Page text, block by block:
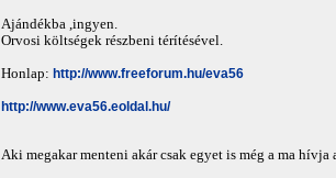
Ajándékba ,ingyen.
Orvosi költségek részbeni térítésével.
Honlap: http://www.freeforum.hu/eva56
http://www.eva56.eoldal.hu/
Aki megakar menteni akár csak egyet is még a ma hívja